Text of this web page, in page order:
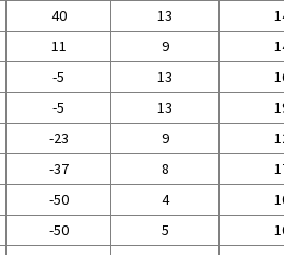
40 13
11 9
-5 13
-5 13
-23 9
-37 8
-50 4
-50 5